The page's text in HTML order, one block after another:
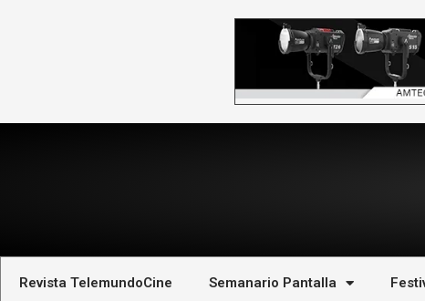
Revista TelemundoCine Semanario Pantalla